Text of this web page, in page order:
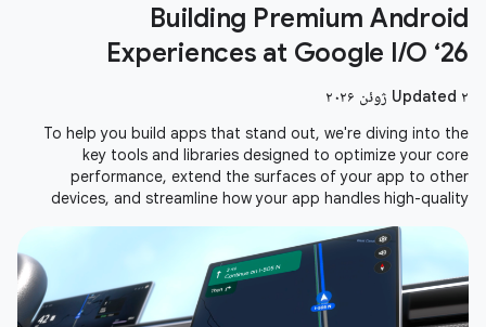
Building Premium Android
Experiences at Google I/O ‘26
Updated ۲ ژوئن ۲۰۲۶
To help you build apps that stand out, we're diving into the
key tools and libraries designed to optimize your core
performance, extend the surfaces of your app to other
devices, and streamline how your app handles high-quality